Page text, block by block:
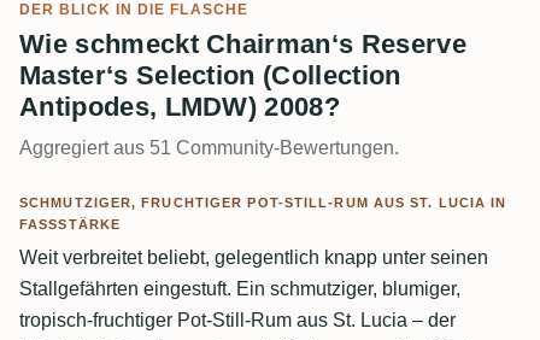
DER BLICK IN DIE FLASCHE
Wie schmeckt Chairman‘s Reserve
Master‘s Selection (Collection
Antipodes, LMDW) 2008?
Aggregiert aus 51 Community-Bewertungen.
SCHMUTZIGER, FRUCHTIGER POT-STILL-RUM AUS ST. LUCIA IN
FASSSTÄRKE
Weit verbreitet beliebt, gelegentlich knapp unter seinen
Stallgefährten eingestuft. Ein schmutziger, blumiger,
tropisch-fruchtiger Pot-Still-Rum aus St. Lucia – der